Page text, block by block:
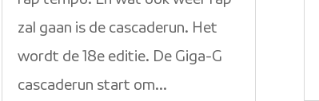
zal gaan is de cascaderun. Het
wordt de 18e editie. De Giga-G
cascaderun start om...